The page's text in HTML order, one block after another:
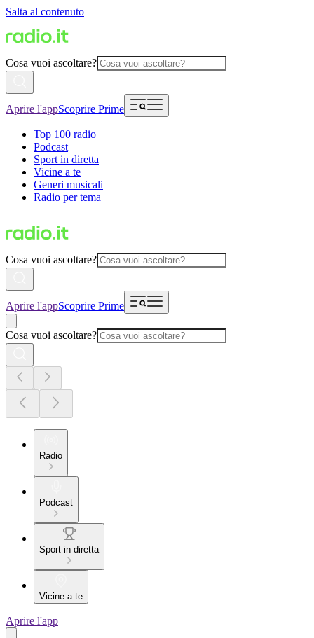
Salta al contenuto
Cosa vuoi ascoltare?
Aprire l'appScoprire Prime
Top 100 radio
Podcast
Sport in diretta
Vicine a te
Generi musicali
Radio per tema
Cosa vuoi ascoltare?
Aprire l'appScoprire Prime
Cosa vuoi ascoltare?
Radio
Podcast
Sport in diretta
Vicine a te
Aprire l'app